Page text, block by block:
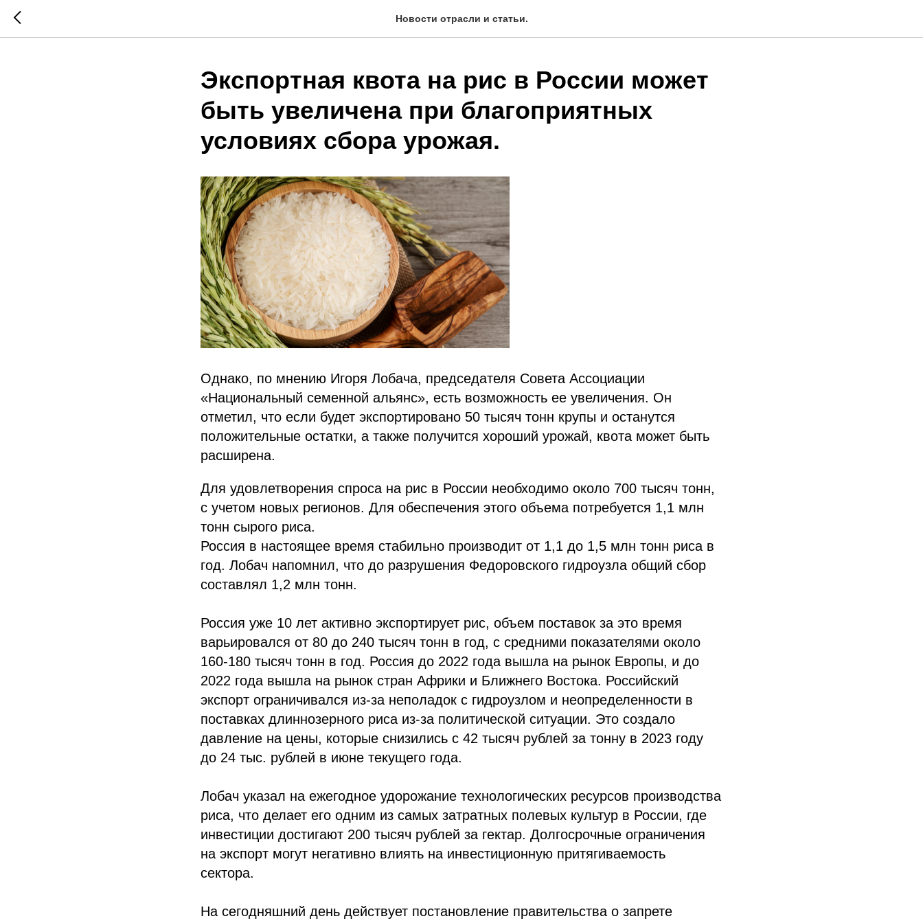
Новости отрасли и статьи.
Экспортная квота на рис в России может
быть увеличена при благоприятных
условиях сбора урожая.
Однако, по мнению Игоря Лобача, председателя Совета Ассоциации
«Национальный семенной альянс», есть возможность ее увеличения. Он
отметил, что если будет экспортировано 50 тысяч тонн крупы и останутся
положительные остатки, а также получится хороший урожай, квота может быть
расширена.
Для удовлетворения спроса на рис в России необходимо около 700 тысяч тонн,
с учетом новых регионов. Для обеспечения этого объема потребуется 1,1 млн
тонн сырого риса.
Россия в настоящее время стабильно производит от 1,1 до 1,5 млн тонн риса в
год. Лобач напомнил, что до разрушения Федоровского гидроузла общий сбор
составлял 1,2 млн тонн.
Россия уже 10 лет активно экспортирует рис, объем поставок за это время
варьировался от 80 до 240 тысяч тонн в год, с средними показателями около
160-180 тысяч тонн в год. Россия до 2022 года вышла на рынок Европы, и до
2022 года вышла на рынок стран Африки и Ближнего Востока. Российский
экспорт ограничивался из-за неполадок с гидроузлом и неопределенности в
поставках длиннозерного риса из-за политической ситуации. Это создало
давление на цены, которые снизились с 42 тысяч рублей за тонну в 2023 году
до 24 тыс. рублей в июне текущего года.
Лобач указал на ежегодное удорожание технологических ресурсов производства
риса, что делает его одним из самых затратных полевых культур в России, где
инвестиции достигают 200 тысяч рублей за гектар. Долгосрочные ограничения
на экспорт могут негативно влиять на инвестиционную притягиваемость
сектора.
На сегодняшний день действует постановление правительства о запрете